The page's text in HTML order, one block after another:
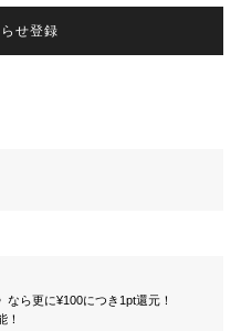
せ登録
ら更に¥100につき1pt還元！
！